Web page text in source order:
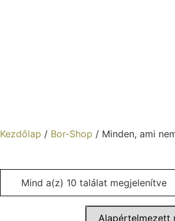
Kezdőlap / Bor-Shop / Minden, ami
Mind a(z) 10 találat megjelenítve